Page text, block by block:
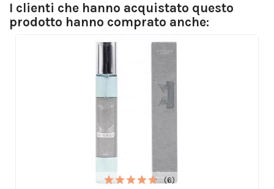
I clienti che hanno acquistato questo
prodotto hanno comprato anche:
(6)